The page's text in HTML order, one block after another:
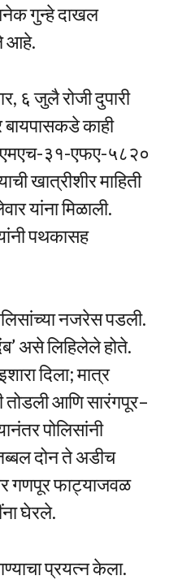
गुन्हे दाखल
आहे.
६ जुलै रोजी दुपारी
बायपासकडे काही
एमएच-३१-एफए-५८२०
खात्रीशीर माहिती
यांना मिळाली.
पथकासह
नजरेस पडली.
असे लिहिलेले होते.
दिला; मात्र
तोडली आणि सारंगपूर–
पोलिसांनी
दोन ते अडीच
गणपूर फाट्याजवळ
घेरले.
प्रयत्न केला.